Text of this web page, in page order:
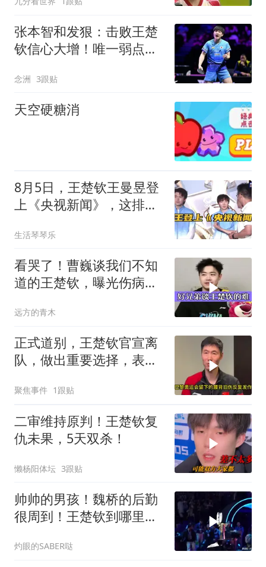
张本智和发狠：击败王楚
钦信心大增！唯一弱点已
念洲 3跟贴
天空硬糖消
8月5日，王楚钦王曼昱登
上《央视新闻》，这排面
生活琴琴乐
看哭了！曹巍谈我们不知
道的王楚钦，曝光伤病和
远方的青木
正式道别，王楚钦官宣离
队，做出重要选择，表态
聚焦事件 1跟贴
二审维持原判！王楚钦复
仇未果，5天双杀！
懒杨阳体坛 3跟贴
帅帅的男孩！魏桥的后勤
很周到！王楚钦到哪里，
灼眼的SABER哒